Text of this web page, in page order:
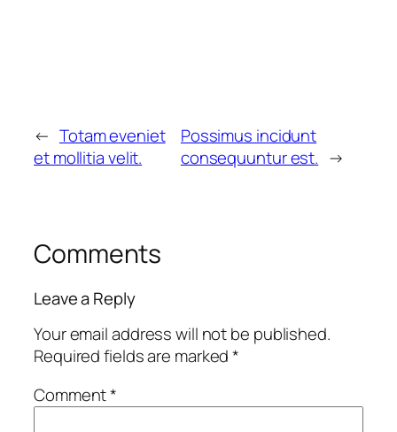
← Totam eveniet
et mollitia velit.
Possimus incidunt
consequuntur est. →
Comments
Leave a Reply
Your email address will not be published.
Required fields are marked*
Comment*